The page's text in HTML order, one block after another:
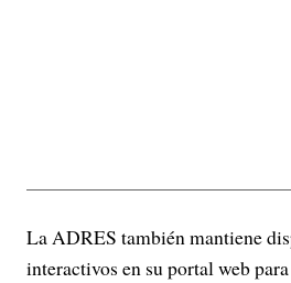
La ADRES también mantiene
interactivos en su portal web